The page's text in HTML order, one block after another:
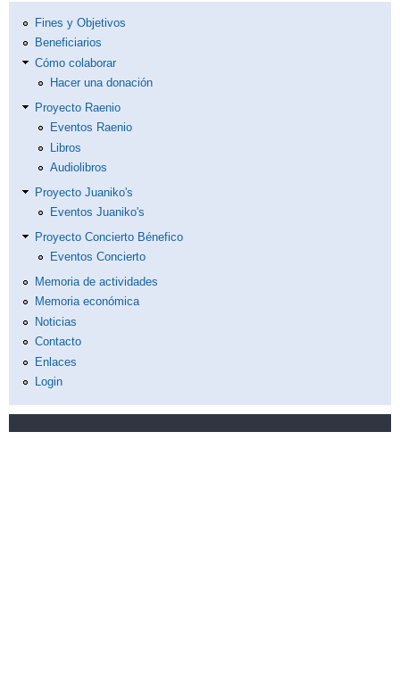
Fines y Objetivos
Beneficiarios
Cómo colaborar
Hacer una donación
Proyecto Raenio
Eventos Raenio
Libros
Audiolibros
Proyecto Juaniko's
Eventos Juaniko's
Proyecto Concierto Bénefico
Eventos Concierto
Memoria de actividades
Memoria económica
Noticias
Contacto
Enlaces
Login